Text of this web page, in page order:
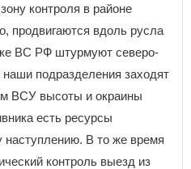
контроля в районе
продвигаются вдоль русла
ВС РФ штурмуют северо-
наши подразделения заходят
ВСУ высоты и окраины
есть ресурсы
наступлению. В то же время
контроль выезд из